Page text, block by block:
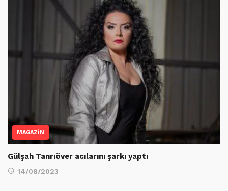
MAGAZİN
Gülşah Tanrıöver acılarını şarkı yaptı
14/08/2023